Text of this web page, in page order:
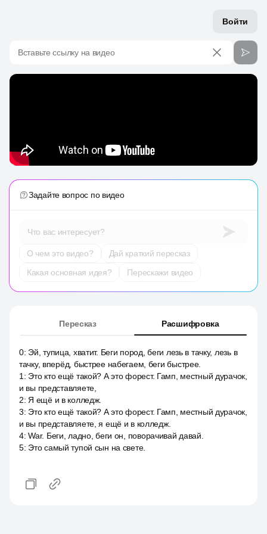
Войти
Вставьте ссылку на видео
Задайте вопрос по видео
Что вас интересует?
О чем это видео?
Дай краткий пересказ
Какая основная идея?
Перескажи видео
Пересказ Расшифровка
0: Эй, тупица, хватит. Беги пород, беги лезь в тачку, лезь в
тачку, вперёд, быстрее набегаем, беги быстрее.
1 : Это кто ещё такой? А это форест. Гамп, местный дурачок,
и вы представляете,
2: Я ещё и в колледж.
3: Это кто ещё такой? А это форест. Гамп, местный дурачок,
и вы представляете, я ещё и в колледж.
4:War. Беги, ладно, беги он, поворачивай давай.
5: Это самый тупой сын на свете.